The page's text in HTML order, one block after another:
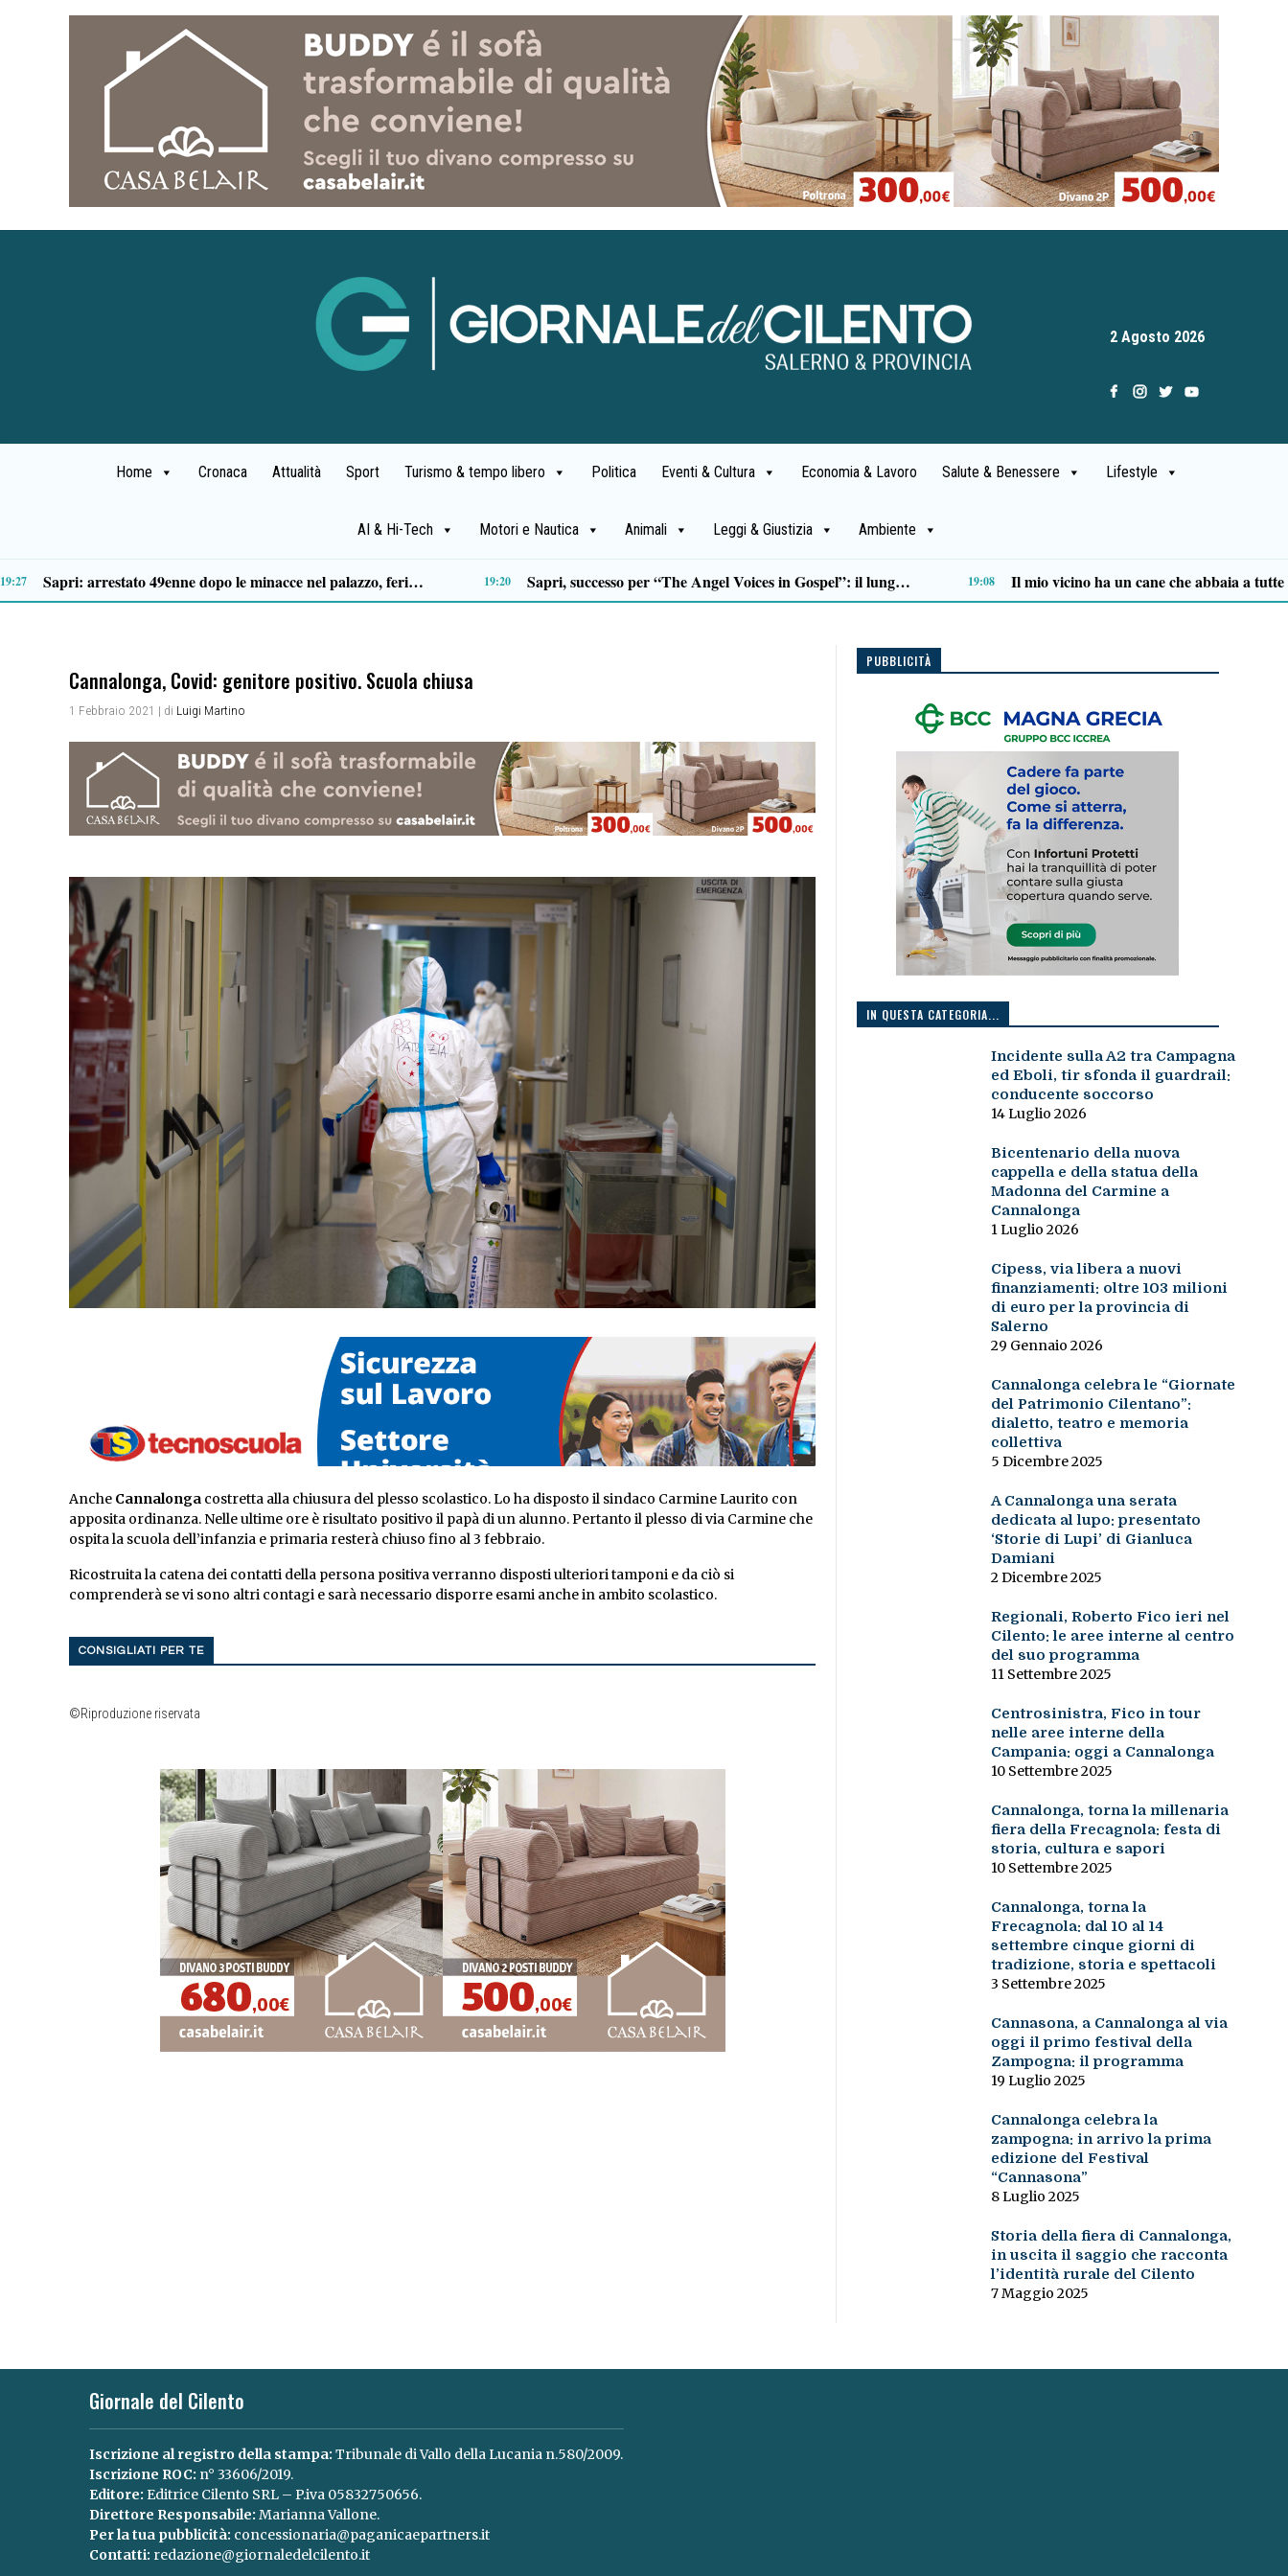
2 Agosto 2026
Home Cronaca Attualità Sport Turismo & tempo libero Politica Eventi & Cultura Economia & Lavoro Salute & Benessere Lifestyle
AI & Hi-Tech Motori e Nautica Animali Leggi & Giustizia Ambiente
motociclista di 37 anni 13:20 Sette italiani su dieci preferiscono le destinazioni nazionali per le vacanze di agosto 12:59 “Come vele al vento” di Angela Veneroso chiude con successo la rassegna letteraria a Pisciotta 12:37
Cannalonga, Covid: genitore positivo. Scuola chiusa
1 Febbraio 2021 | di Luigi Martino
Anche Cannalonga costretta alla chiusura del plesso scolastico. Lo ha disposto il sindaco Carmine Laurito con
apposita ordinanza. Nelle ultime ore è risultato positivo il papà di un alunno. Pertanto il plesso di via Carmine che
ospita la scuola dell’infanzia e primaria resterà chiuso fino al 3 febbraio.
Ricostruita la catena dei contatti della persona positiva verranno disposti ulteriori tamponi e da ciò si
comprenderà se vi sono altri contagi e sarà necessario disporre esami anche in ambito scolastico.
CONSIGLIATI PER TE
©Riproduzione riservata
PUBBLICITÀ
IN QUESTA CATEGORIA...
Incidente sulla A2 tra Campagna
ed Eboli, tir sfonda il guardrail:
conducente soccorso
14 Luglio 2026
Bicentenario della nuova
cappella e della statua della
Madonna del Carmine a
Cannalonga
1 Luglio 2026
Cipess, via libera a nuovi
finanziamenti: oltre 103 milioni
di euro per la provincia di
Salerno
29 Gennaio 2026
Cannalonga celebra le “Giornate
del Patrimonio Cilentano”:
dialetto, teatro e memoria
collettiva
5 Dicembre 2025
A Cannalonga una serata
dedicata al lupo: presentato
‘Storie di Lupi’ di Gianluca
Damiani
2 Dicembre 2025
Regionali, Roberto Fico ieri nel
Cilento: le aree interne al centro
del suo programma
11 Settembre 2025
Centrosinistra, Fico in tour
nelle aree interne della
Campania: oggi a Cannalonga
10 Settembre 2025
Cannalonga, torna la millenaria
fiera della Frecagnola: festa di
storia, cultura e sapori
10 Settembre 2025
Cannalonga, torna la
Frecagnola: dal 10 al 14
settembre cinque giorni di
tradizione, storia e spettacoli
3 Settembre 2025
Cannasona, a Cannalonga al via
oggi il primo festival della
Zampogna: il programma
19 Luglio 2025
Cannalonga celebra la
zampogna: in arrivo la prima
edizione del Festival
“Cannasona”
8 Luglio 2025
Storia della fiera di Cannalonga,
in uscita il saggio che racconta
l’identità rurale del Cilento
7 Maggio 2025
Giornale del Cilento
Iscrizione al registro della stampa: Tribunale di Vallo della Lucania n.580/2009.
Iscrizione ROC: n° 33606/2019.
Editore: Editrice Cilento SRL – P.iva 05832750656.
Direttore Responsabile: Marianna Vallone.
Per la tua pubblicità: concessionaria@paganicaepartners.it
Contatti: redazione@giornaledelcilento.it